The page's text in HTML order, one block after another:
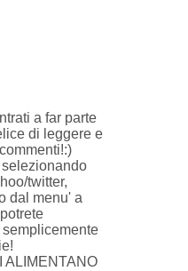
a far parte
di leggere e
twitter,
dal menu' a
ALIMENTANO